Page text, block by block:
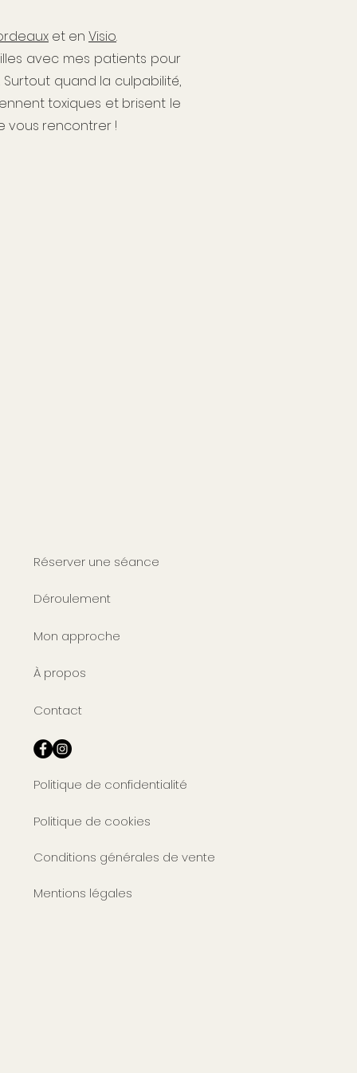
et en Visio.
avec mes patients pour
. Surtout quand la culpabilité,
toxiques et brisent le
vous rencontrer !
Réserver une séance
Déroulement
Mon approche
À propos
Contact
Politique de confidentialité
Politique de cookies
Conditions générales de vente
Mentions légales